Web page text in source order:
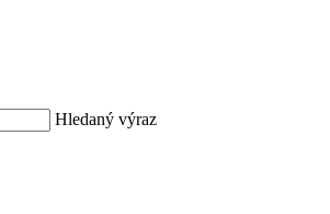
Hledaný výraz